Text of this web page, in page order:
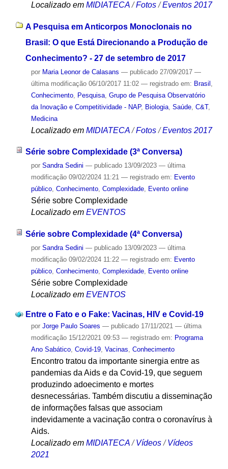
Localizado em MIDIATECA /Fotos /Eventos 2017
A Pesquisa em Anticorpos Monoclonais no
Brasil: O que Está Direcionando a Produção de
Conhecimento? - 27 de setembro de 2017
por Maria Leonor de Calasans — publicado27/09/2017 —
última modificação06/10/2017 11:02 — registrado em: Brasil
Conhecimento, Pesquisa, Grupo de Pesquisa Observatório
da Inovação e Competitividade - NAP, Biologia, Saúde, C&T,
Medicina
Localizado em MIDIATECA /Fotos /Eventos 2017
Série sobre Complexidade (3ª Conversa)
por Sandra Sedini — publicado13/09/2023 — última
modificação09/02/2024 11:21 — registrado em: Evento
público, Conhecimento, Complexidade, Evento online
Série sobre Complexidade
Localizado em EVENTOS
Série sobre Complexidade (4ª Conversa)
por Sandra Sedini — publicado13/09/2023 — última
modificação09/02/2024 11:22 — registrado em: Evento
público, Conhecimento, Complexidade, Evento online
Série sobre Complexidade
Localizado em EVENTOS
Entre o Fato e o Fake: Vacinas, HIV e Covid-19
por Jorge Paulo Soares — publicado17/11/2021 — última
modificação15/12/2021 09:53 — registrado em: Programa
Ano Sabático, Covid-19, Vacinas Conhecimento
Encontro tratou da importante sinergia entre as
pandemias da Aids e da Covid-19, que seguem
produzindo adoecimento e mortes
desnecessárias. Também discutiu a disseminação
de informações falsas que associam
indevidamente a vacinação contra o coronavírus à
Aids.
Localizado em MIDIATECA /Vídeos /Vídeos
2021